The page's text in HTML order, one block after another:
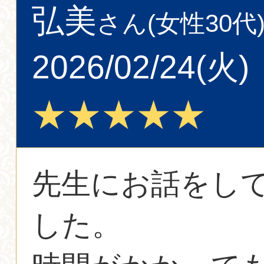
弘美さん(女性30代
2026/02/24(火)
★★★★★
先生にお話をし
した。